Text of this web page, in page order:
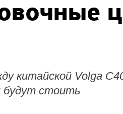
китайской Volga
будут стоить